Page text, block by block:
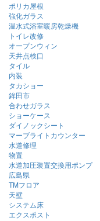
ポリカ屋根
強化ガラス
温水式浴室暖房乾燥機
トイレ改修
オープンウィン
天井点検口
タイル
内装
タカショー
鉾田市
合わせガラス
ショーケース
ダイノックシート
マーブライトカウンター
水道修理
物置
水道加圧装置交換用ポンプ
広島県
TMフロア
天壁
システム床
エクスポスト